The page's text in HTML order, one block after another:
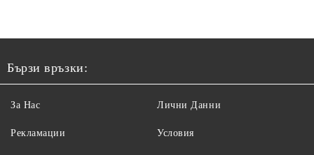
Бързи връзки:
За Нас
Рекламации
Лични Данни
Условия